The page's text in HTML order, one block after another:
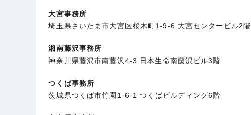
大宮事務所
埼玉県さいたま市大宮区桜木町1-9-6 大宮センタービル2階
湘南藤沢事務所
神奈川県藤沢市南藤沢4-3 日本生命南藤沢ビル3階
つくば事務所
茨城県つくば市竹園1-6-1 つくばビルディング6階